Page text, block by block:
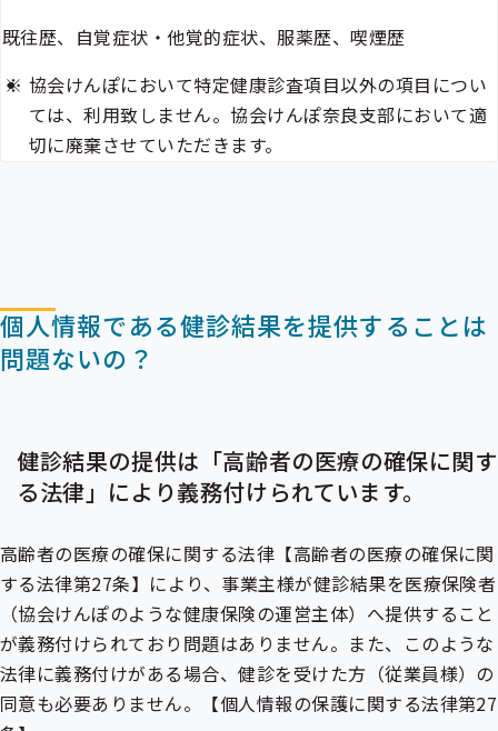
既往歴、自覚症状・他覚的症状、服薬歴、喫煙歴
協会けんぽにおいて特定健康診査項目以外の項目につい
ては、利用致しません。協会けんぽ奈良支部において適
切に廃棄させていただきます。
個人情報である健診結果を提供することは
問題ないの？
健診結果の提供は「高齢者の医療の確保に関す
る法律」により義務付けられています。
高齢者の医療の確保に関する法律【高齢者の医療の確保に関
する法律第27条】により、事業主様が健診結果を医療保険者
（協会けんぽのような健康保険の運営主体）へ提供すること
が義務付けられており問題はありません。また、このような
法律に義務付けがある場合、健診を受けた方（従業員様）の
同意も必要ありません。【個人情報の保護に関する法律第27